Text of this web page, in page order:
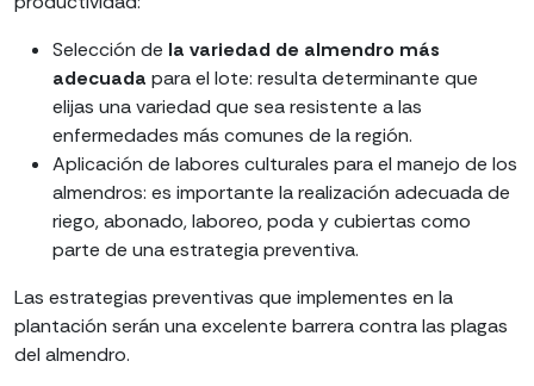
Selección de la variedad de almendro más
adecuada para el lote: resulta determinante que
elijas una variedad que sea resistente a las
enfermedades más comunes de la región.
Aplicación de labores culturales para el manejo de los
almendros: es importante la realización adecuada de
riego, abonado, laboreo, poda y cubiertas como
parte de una estrategia preventiva.
Las estrategias preventivas que implementes en la
plantación serán una excelente barrera contra las plagas
del almendro.